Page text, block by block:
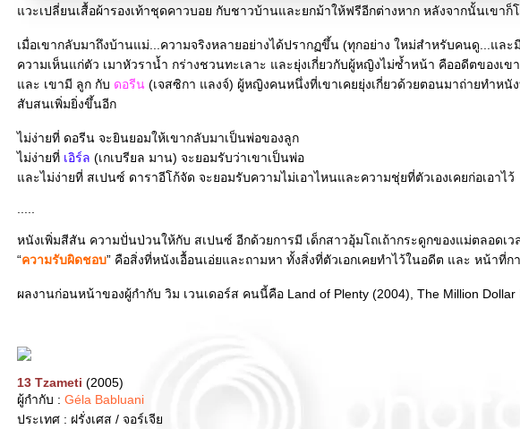
วะเปลี่ยนเสื้อผ้ารองเท้าชุดคาวบอย กับชาวบ้านและยกม้าให้ฟรีอีกต่างหาก หลังจากนั้นเขา
เมื่อเขากลับมาถึงบ้านแม่...ความจริงหลายอย่างได้ปรากฏขึ้น (ทุกอย่าง ใหม่สำหรับคนดู...และ
ความเห็นแก่ตัว เมาหัวราน้ำ กร่างชวนทะเลาะ และยุ่งเกี่ยวกับผู้หญิงไม่ซ้ำหน้า คืออดีตของเข
ละ เขามี ลูก กับ ดอรีน (เจสซิกา แลงจ์) ผู้หญิงคนหนึ่งที่เขาเคยยุ่งเกี่ยวด้วยตอนมาถ่ายทำห
สับสนเพิ่มยิ่งขึ้นอีก
ไม่ง่ายที่ ดอรีน จะยินยอมให้เขากลับมาเป็นพ่อของลูก
ไม่ง่ายที่ เอิร์ล (เกเบรียล มาน) จะยอมรับว่าเขาเป็นพ่อ
ละไม่ง่ายที่ สเปนซ์ ดาราอีโก้จัด จะยอมรับความไม่เอาไหนและความชุ่ยที่ตัวเองเคยก่อเอาไว้
หนังเพิ่มสีสัน ความปั่นป่วนให้กับ สเปนซ์ อีกด้วยการมี เด็กสาวอุ้มโถเถ้ากระดูกของแม่ตลอดเ
“ความรับผิดชอบ” คือสิ่งที่หนังเอื้อนเอ่ยและถามหา ทั้งสิ่งที่ตัวเอกเคยทำไว้ในอดีต และ หน้าที่
ผลงานก่อนหน้าของผู้กำกับ วิม เวนเดอร์ส คนนี้คือ Land of Plenty (2004), The Million Dollar
13 Tzameti (2005)
ผู้กำกับ : Géla Babluani
ประเทศ : ฝรั่งเศส / จอร์เจี